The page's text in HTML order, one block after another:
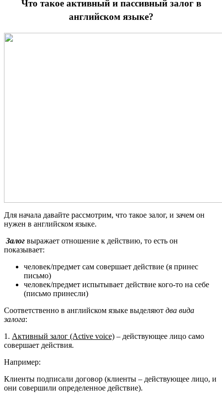
Что такое активный и пассивный залог в
английском языке?
Для начала давайте рассмотрим, что такое залог, и зачем он
нужен в английском языке.
Залог выражает отношение к действию, то есть он
показывает:
человек/предмет сам совершает действие (я принес
письмо)
человек/предмет испытывает действие кого-то на себе
(письмо принесли)
Соответственно в английском языке выделяют два вида
залога:
1. Активный залог (Active voice) – действующее лицо само
совершает действия.
Например:
Клиенты подписали договор (клиенты – действующее лицо, и
они совершили определенное действие).